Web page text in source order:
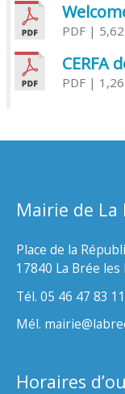
PDF| 5,62
PDF| 1,26
Mairie de La
Place de la
17840 La Brée les
Tél. 05 46 47 83 11
Mél.
Horaires